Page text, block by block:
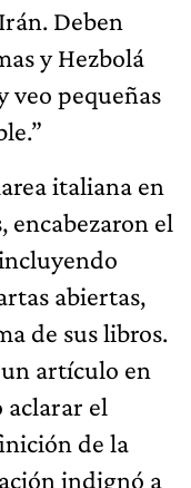
Deben
y Hezbolá
veo pequeñas
italiana en
encabezaron el
abiertas,
de sus libros.
artículo en
el
de la
indignó a